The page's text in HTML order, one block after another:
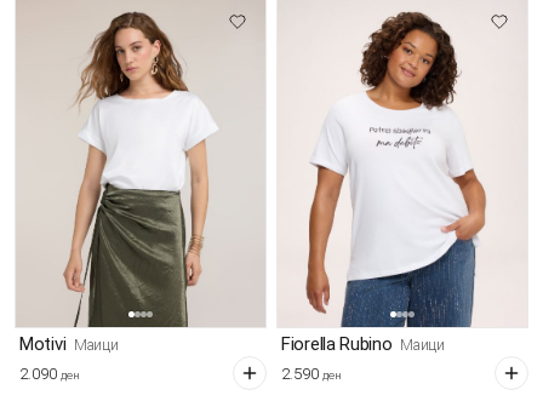
Motivi Маици
2.090 ден
Fiorella Rubino Маици
2.590 ден